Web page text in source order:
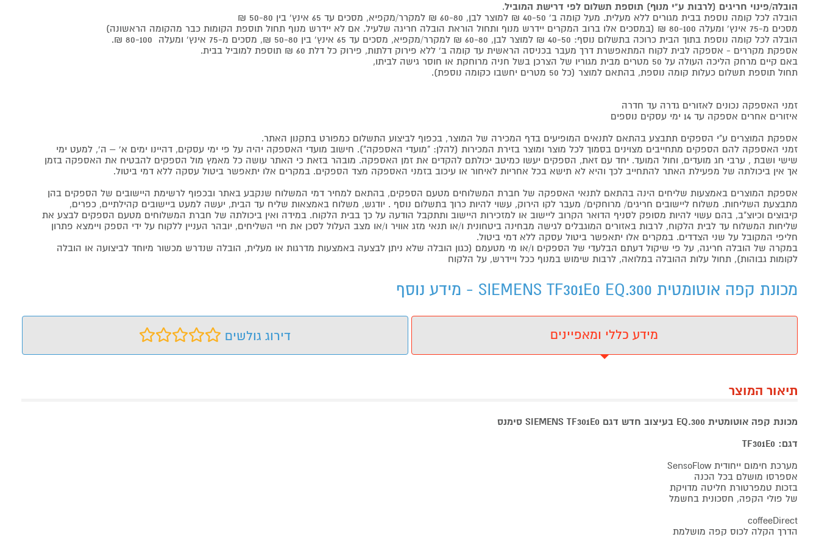
הובלה/פינוי חריגים (לרבות ע"י מנוף) תוספת תשלום לפי דרישת המוביל.
הובלה לכל קומה נוספת בבית מגורים ללא מעלית. מעל קומה ב' 40-50 ₪ למוצר לבן, 60-80 ₪ למקרר/מקפיא, מסכים עד 65 אינץ' בין 50-80 ₪
מסכים מ-75 אינץ' ומעלה 80-100 ₪ (במסכים אלו ברוב המקרים יידרש מנוף ותחול הוראת הובלה חריגה שלעיל. אם לא יידרש מנוף תחול תוספת הקומות כבר מהקומה הראשונה)
הובלה לכל קומה נוספת בתוך הבית כרוכה בתשלום נוסף: 40-50 ₪ למוצר לבן, 60-80 ₪ למקרר/מקפיא, מסכים עד 65 אינץ' בין 50-80 ₪, מסכים מ-75 אינץ' ומעלה 80-100 ₪.
אספקת מקררים - אספקה לבית לקוח המתאפשרת דרך מעבר בכניסה הראשית עד קומה ב' ללא פירוק דלתות, פירוק כל דלת 60 ₪ תוספת למוביל בבית.
באם קיים מרחק הליכה העולה על 50 מטרים מבית מגוריו של הצרכן בשל חניה מרוחקת או חוסר גישה לביתו,
תחול תוספת תשלום כעלות קומה נוספת, בהתאם למוצר (כל 50 מטרים יחשבו כקומה נוספת).
זמני האספקה נכונים לאזורים גדרה עד חדרה
איזורים אחרים אספקה עד 14 ימי עסקים נוספים
אספקת המוצרים ע"י הספקים תתבצע בהתאם לתנאים המופיעים בדף המכירה של המוצר, בכפוף לביצוע התשלום כמפורט בתקנון האתר.
זמני האספקה להם הספקים מתחייבים מצוינים בסמוך לכל מוצר ומוצר בזירת המכירות (להלן: "מועדי האספקה"). חישוב מועדי האספקה יהיה על פי ימי עסקים, דהיינו ימים א' – ה', למעט ימי
שישי ושבת , ערבי חג מועדים, וחול המועד. יחד עם זאת, הספקים יעשו כמיטב יכולתם להקדים את זמן האספקה. מובהר בזאת כי האתר עושה כל מאמץ מול הספקים להבטיח את האספקה בזמן
אך אין ביכולתה של מפעילת האתר להתחייב לכך והיא לא תישא בכל אחריות לאיחור או עיכוב בזמני האספקה מצד הספקים. במקרים אלו יתאפשר ביטול עסקה ללא דמי ביטול.
אספקת המוצרים באמצעות שליחים הינה בהתאם לתנאי האספקה של חברת המשלוחים מטעם הספקים, בהתאם למחיר דמי המשלוח שנקבע באתר ובכפוף לרשימת היישובים של הספקים בהן
מתבצעת השליחות. משלוח ליישובים חריגים/ מרוחקים/ מעבר לקו הירוק, עשוי להיות כרוך בתשלום נוסף . יודגש, משלוח באמצאות שליח עד הבית, יעשה למעט ביישובים קהילתיים, כפרים,
קיבוצים וכיוצ"ב, בהם עשוי להיות מסופק לסניף הדואר הקרוב ליישוב או למזכירות היישוב ותתקבל הודעה על כך בבית הלקוח. במידה ואין ביכולתה של חברת המשלוחים מטעם הספקים לבצע את
שליחות המשלוח עד לבית הלקוח, לרבות באזורים המוגבלים לגישה מבחינה ביטחונית ו/או תנאי מזג אוויר ו/או מצב העלול לסכן את חיי השליחים, יובהר העניין ללקוח על ידי הספק ויימצא פתרון
חליפי המקובל על שני הצדדים. במקרים אלו יתאפשר ביטול עסקה ללא דמי ביטול.
במקרה של הובלה חריגה, על פי שיקול דעתם הבלעדי של הספקים ו/או מי מטעמם (כגון הובלה שלא ניתן לבצעה באמצעות מדרגות או מעלית, הובלה שנדרש מכשור מיוחד לביצועה או הובלה
לקומות גבוהות), תחול עלות ההובלה במלואה, לרבות שימוש במנוף ככל ויידרש, על הלקוח
מכונת קפה אוטומטית SIEMENS TF301E0 EQ.300 - מידע נוסף
מידע כללי ומאפיינים דירוג גולשים
תיאור המוצר
מכונת קפה אוטומטית EQ.300 בעיצוב חדש דגם SIEMENS TF301E0 סימנס
דגם: TF301E0
מערכת חימום ייחודית SensoFlow
אספרסו מושלם בכל הכנה
בזכות טמפרטורת חליטה מדויקת
של פולי הקפה, חסכונית בחשמל
coffeeDirect
הדרך הקלה לכוס קפה מושלמת